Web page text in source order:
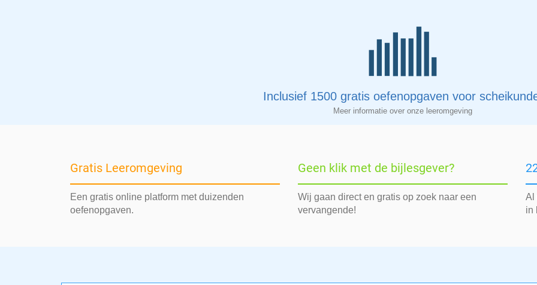
Inclusief 1500 gratis oefenopgaven voor
Meer informatie over onze leeromgeving
Gratis Leeromgeving
Een gratis online platform met duizenden
oefenopgaven.
Geen klik met de bijlesgever?
Wij gaan direct en gratis op zoek naar een
vervangende!
Al
in